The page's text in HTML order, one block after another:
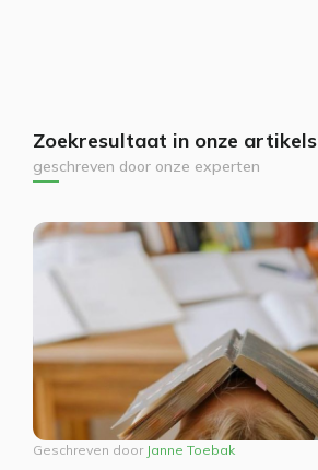
Zoekresultaat in onze artikels
geschreven door onze experten
Geschreven door Janne Toebak